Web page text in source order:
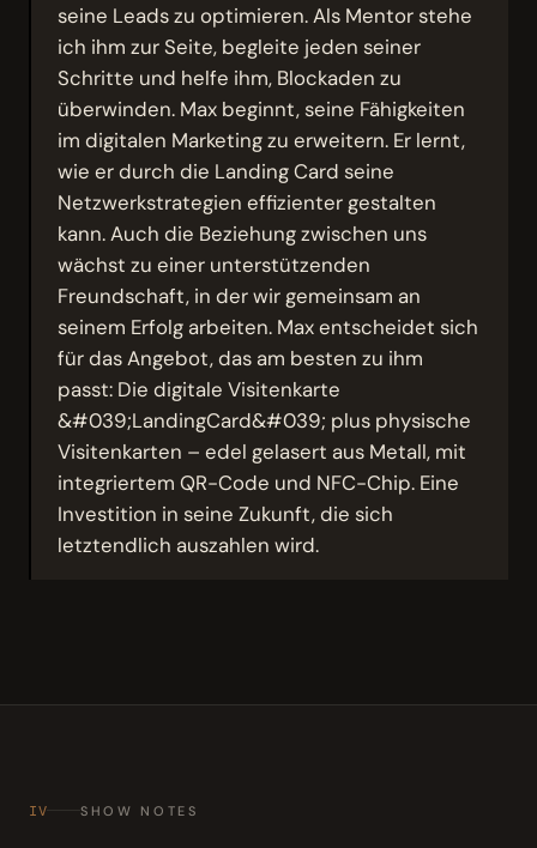
seine Leads zu optimieren. Als Mentor stehe
ich ihm zur Seite, begleite jeden seiner
Schritte und helfe ihm, Blockaden zu
überwinden. Max beginnt, seine Fähigkeiten
im digitalen Marketing zu erweitern. Er lernt,
wie er durch die Landing Card seine
Netzwerkstrategien effizienter gestalten
kann. Auch die Beziehung zwischen uns
wächst zu einer unterstützenden
Freundschaft, in der wir gemeinsam an
seinem Erfolg arbeiten. Max entscheidet sich
für das Angebot, das am besten zu ihm
passt: Die digitale Visitenkarte
&#039;LandingCard&#039; plus physische
Visitenkarten – edel gelasert aus Metall, mit
integriertem QR-Code und NFC-Chip. Eine
Investition in seine Zukunft, die sich
letztendlich auszahlen wird.
IV SHOW NOTES